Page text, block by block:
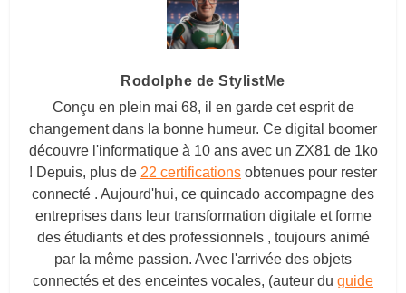
Rodolphe de StylistMe
Conçu en plein mai 68, il en garde cet esprit de
changement dans la bonne humeur. Ce digital boomer
découvre l'informatique à 10 ans avec un ZX81 de 1ko
! Depuis, plus de 22 certifications obtenues pour rester
connecté . Aujourd'hui, ce quincado accompagne des
entreprises dans leur transformation digitale et forme
des étudiants et des professionnels , toujours animé
par la même passion. Avec l'arrivée des objets
connectés et des enceintes vocales, (auteur du guide